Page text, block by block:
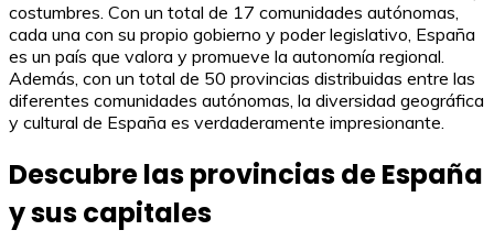
costumbres. Con un total de 17 comunidades autónomas,
cada una con su propio gobierno y poder legislativo, España
es un país que valora y promueve la autonomía regional.
Además, con un total de 50 provincias distribuidas entre las
diferentes comunidades autónomas, la diversidad geográfica
y cultural de España es verdaderamente impresionante.
Descubre las provincias de España
y sus capitales